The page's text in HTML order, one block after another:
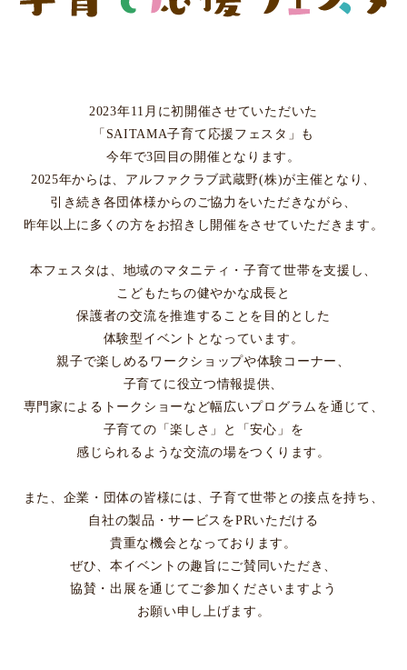
2023年11月に初開催させていただいた
「SAITAMA子育て応援フェスタ」も
今年で3回目の開催となります。
2025年からは、 アルファクラブ武蔵野(株)が主催となり、
引き続き各団体様からのご協力をいただきながら、
昨年以上に多くの方を お招きし開催をさせていただきます。
本フェスタは、 地域のマタニティ・子育て世帯を支援し、
こどもたちの健やかな成長と
保護者の交流を推進することを目的とした
体験型イベントとなっています。
親子で楽しめるワークショップや体験コーナー、
子育てに役立つ情報提供、
専門家によるトークショーなど幅広いプログラムを通じて、
子育ての「楽しさ」と「安心」を
感じられるような交流の場をつくります。
また、企業・団体の皆様には、子育て世帯との接点を持ち、
自社の製品・サービスをPRいただける
貴重な機会となっております。
ぜひ、本イベントの趣旨にご賛同いただき、
協賛・出展を通じてご参加くださいますよう
お願い申し上げます。